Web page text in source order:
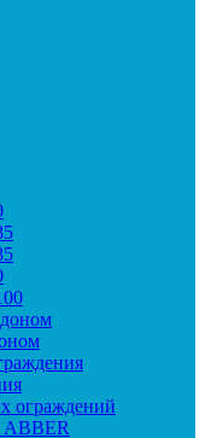
ограждений
ABBER